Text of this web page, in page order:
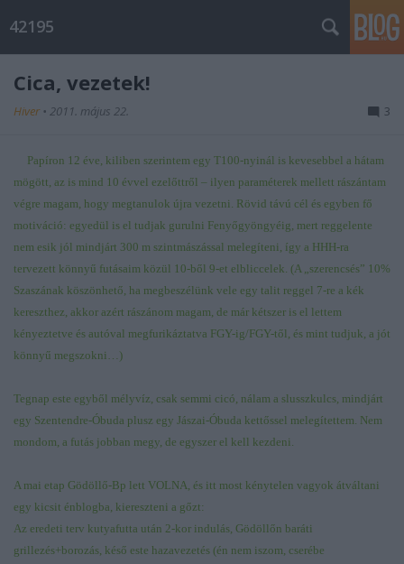
42195
Cica, vezetek!
Hiver • 2011. május 22. 3
Papíron 12 éve, kiliben szerintem egy T100-nyinál is kevesebbel a hátam
mögött, az is mind 10 évvel ezelőttről – ilyen paraméterek mellett rászántam
végre magam, hogy megtanulok újra vezetni. Rövid távú cél és egyben fő
motiváció: egyedül is el tudjak gurulni Fenyőgyöngyéig, mert reggelente
nem esik jól mindjárt 300 m szintmászással melegíteni, így a HHH-ra
tervezett könnyű futásaim közül 10-ből 9-et elbliccelek. (A „szerencsés” 10%
Szaszának köszönhető, ha megbeszélünk vele egy talit reggel 7-re a kék
kereszthez, akkor azért rászánom magam, de már kétszer is el lettem
kényeztetve és autóval megfurikáztatva FGY-ig/FGY-től, és mint tudjuk, a jót
könnyű megszokni…)
Tegnap este egyből mélyvíz, csak semmi cicó, nálam a slusszkulcs, mindjárt
egy Szentendre-Óbuda plusz egy Jászai-Óbuda kettőssel melegítettem. Nem
mondom, a futás jobban megy, de egyszer el kell kezdeni.
A mai etap Gödöllő-Bp lett VOLNA, és itt most kénytelen vagyok átváltani
egy kicsit énblogba, kiereszteni a gőzt:
Az eredeti terv kutyafutta után 2-kor indulás, Gödöllőn baráti
grillezés+borozás, késő este hazavezetés (én nem iszom, cserébe